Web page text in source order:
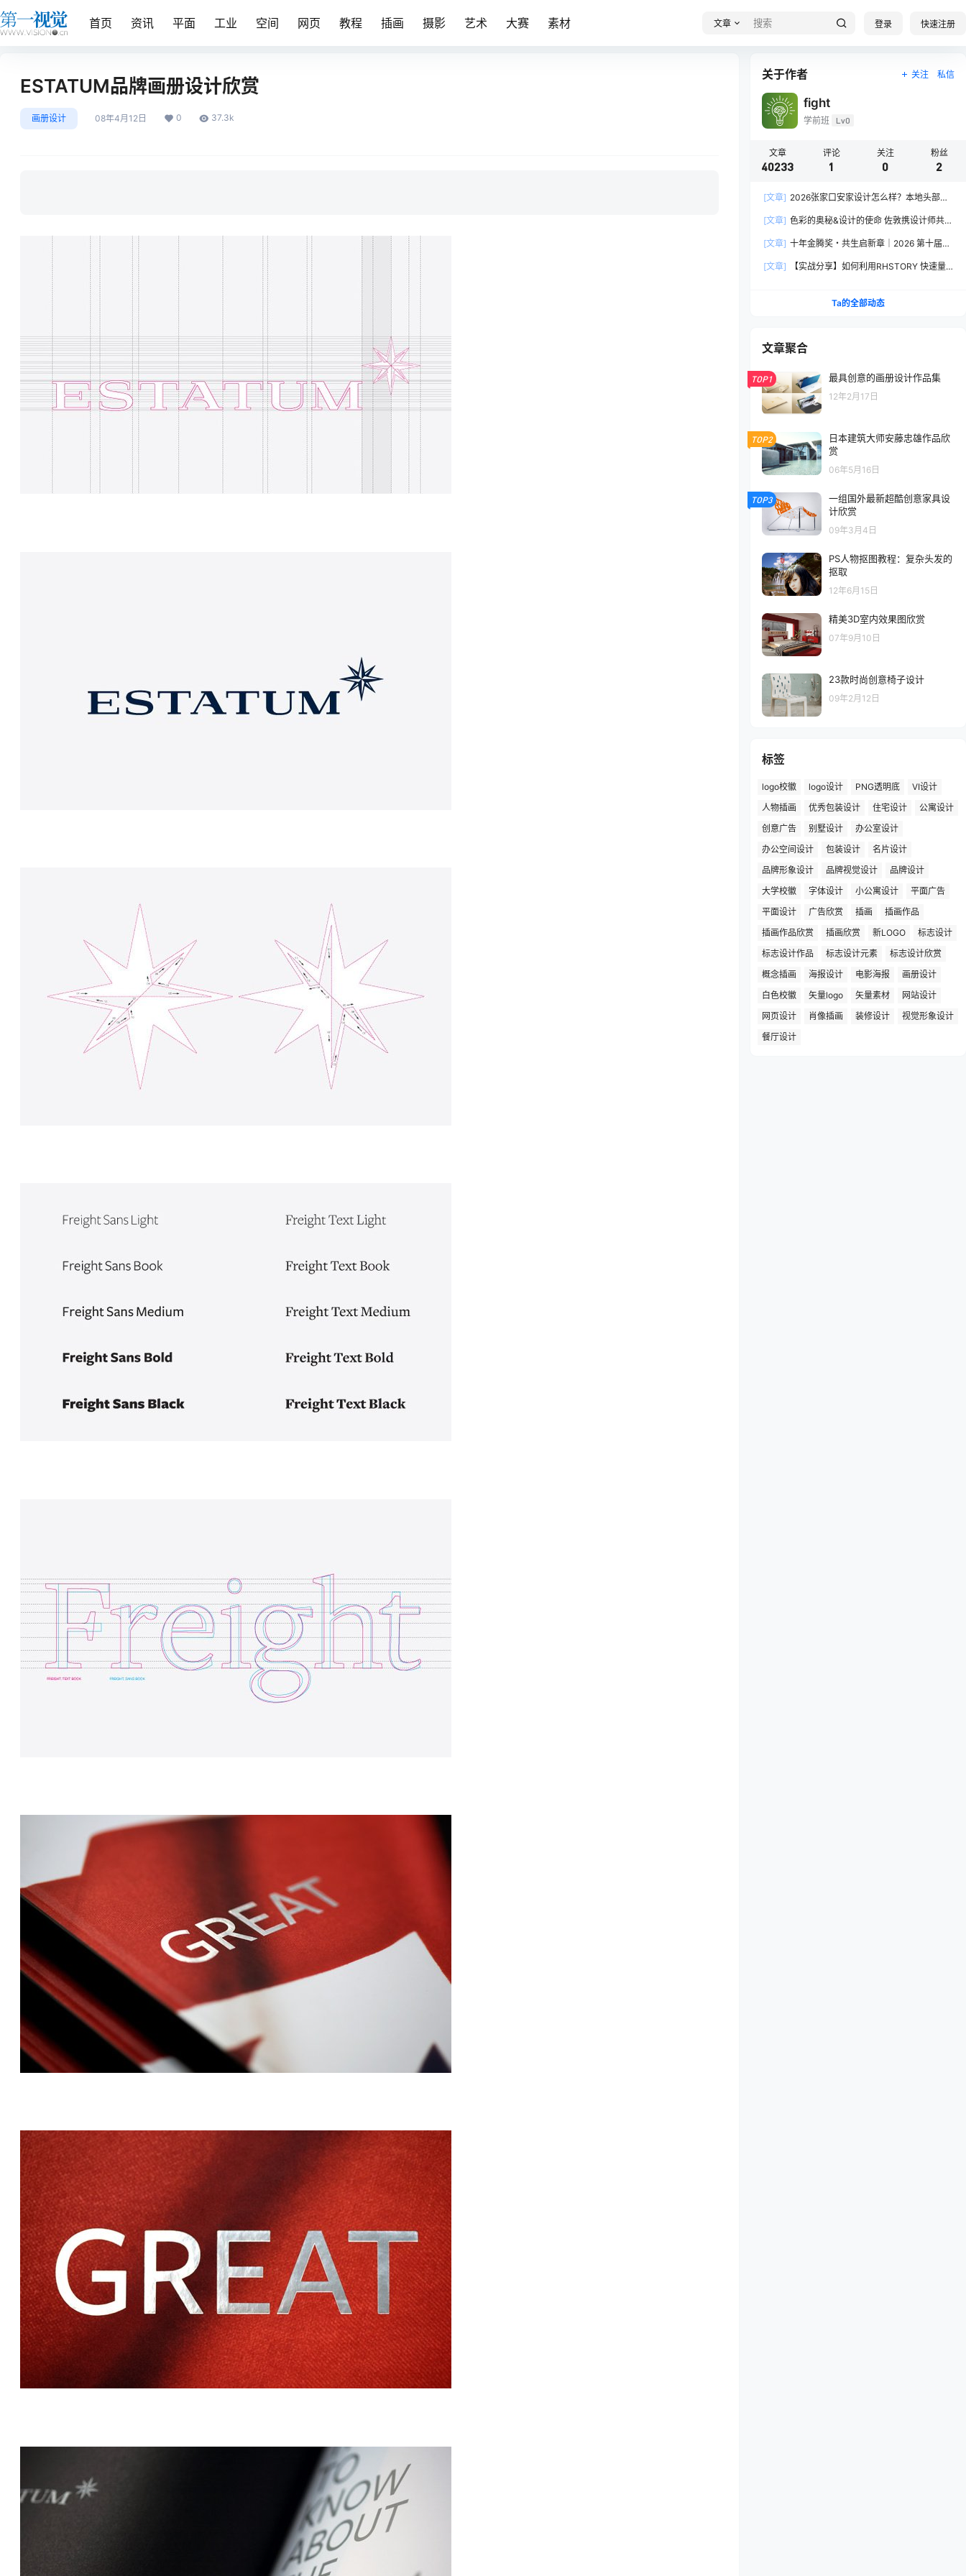
首页 资讯 平面 工业 空间 网页 教程 插画 摄影 艺术 大赛 素材 文章 登录 快速注册
ESTATUM品牌画册设计欣赏
画册设计 08年4月12日 0 37.3k
关于作者 关注 私信
fight
学前班 Lv0
文章
40233
评论
1
关注
0
粉丝
2
[文章] 2026张家口安家设计怎么样？本地头部全
[文章] 色彩的奥秘&设计的使命 佐敦携设计师共探
[文章] 十年金腾奖・共生启新章｜2026 第十届金
[文章]
【实战分享】如何利用RHSTORY 快速量
Ta的全部动态
文章聚合
TOP1 最具创意的画册设计作品集
12年2月17日
TOP2
日本建筑大师安藤忠雄作品欣
赏
06年5月16日
TOP3
一组国外最新超酷创意家具设
计欣赏
09年3月4日
PS人物抠图教程：复杂头发的
抠取
12年6月15日
精美3D室内效果图欣赏
07年9月10日
23款时尚创意椅子设计
09年2月12日
标签
logo校徽 logo设计 PNG透明底
VI设计
人物插画
优秀包装设计 住宅设计
公寓设计
创意广告
别墅设计
办公室设计
办公空间设计
包装设计
名片设计
品牌形象设计
品牌视觉设计
品牌设计
大学校徽
字体设计 小公寓设计
平面广告
平面设计
广告欣赏 插画
插画作品
插画作品欣赏
插画欣赏 新LOGO
标志设计
标志设计作品
标志设计元素
标志设计欣赏
概念插画
海报设计 电影海报
画册设计
白色校徽
矢量logo 矢量素材
网站设计
网页设计
肖像插画 装修设计
视觉形象设计
餐厅设计